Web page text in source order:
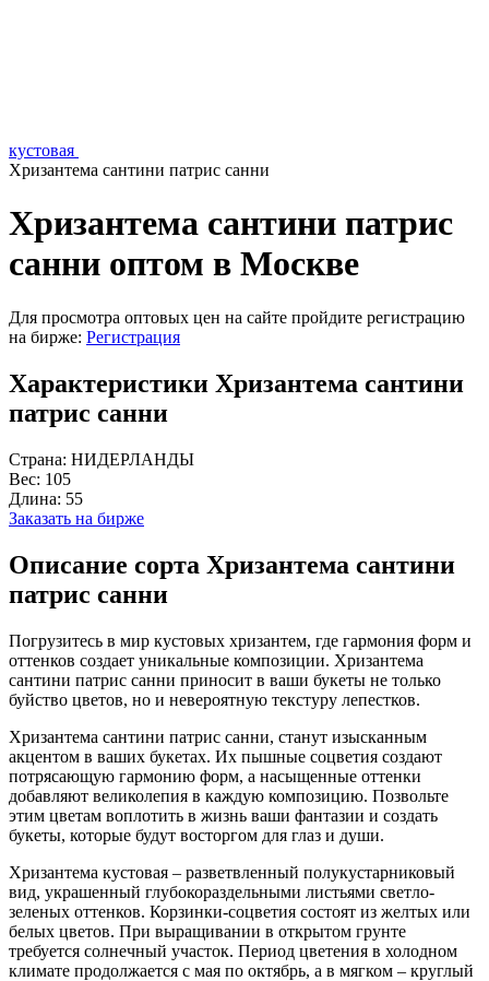
кустовая
Хризантема сантини патрис санни
Хризантема сантини патрис
санни оптом в Москве
Для просмотра оптовых цен на сайте пройдите регистрацию
на бирже: Регистрация
Характеристики Хризантема сантини
патрис санни
Страна: НИДЕРЛАНДЫ
Вес: 105
Длина: 55
Заказать на бирже
Описание сорта Хризантема сантини
патрис санни
Погрузитесь в мир кустовых хризантем, где гармония форм и
оттенков создает уникальные композиции. Хризантема
сантини патрис санни приносит в ваши букеты не только
буйство цветов, но и невероятную текстуру лепестков.
Хризантема сантини патрис санни, станут изысканным
акцентом в ваших букетах. Их пышные соцветия создают
потрясающую гармонию форм, а насыщенные оттенки
добавляют великолепия в каждую композицию. Позвольте
этим цветам воплотить в жизнь ваши фантазии и создать
букеты, которые будут восторгом для глаз и души.
Хризантема кустовая – разветвленный полукустарниковый
вид, украшенный глубокораздельными листьями светло-
зеленых оттенков. Корзинки-соцветия состоят из желтых или
белых цветов. При выращивании в открытом грунте
требуется солнечный участок. Период цветения в холодном
климате продолжается с мая по октябрь, а в мягком – круглый